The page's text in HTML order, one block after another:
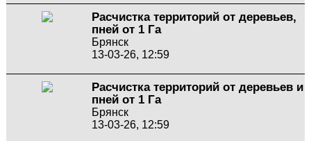
Расчистка территорий от деревьев,
пней от 1 Га
Брянск
13-03-26, 12:59
Расчистка территорий от деревьев и
пней от 1 Га
Брянск
13-03-26, 12:59